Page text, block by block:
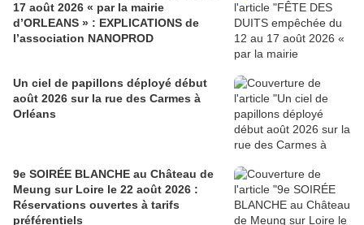
17 août 2026 « par la mairie
d’ORLEANS » : EXPLICATIONS de
l’association NANOPROD
Un ciel de papillons déployé début
août 2026 sur la rue des Carmes à
Orléans
9e SOIRÉE BLANCHE au Château de
Meung sur Loire le 22 août 2026 :
Réservations ouvertes à tarifs
préférentiels